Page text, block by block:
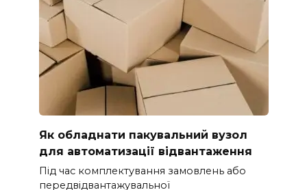
Як обладнати пакувальний вузол
для автоматизації відвантаження
Під час комплектування замовлень або
передвідвантажувальної